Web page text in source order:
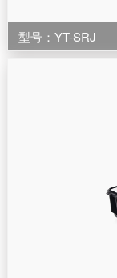
型号：YT-SRJ